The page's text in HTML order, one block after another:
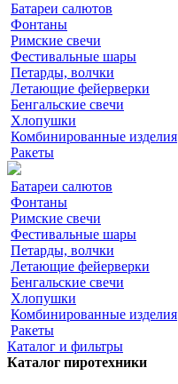
Батареи салютов
Фонтаны
Римские свечи
Фестивальные шары
Петарды, волчки
Летающие фейерверки
Бенгальские свечи
Хлопушки
Комбинированные изделия
Ракеты
Батареи салютов
Фонтаны
Римские свечи
Фестивальные шары
Петарды, волчки
Летающие фейерверки
Бенгальские свечи
Хлопушки
Комбинированные изделия
Ракеты
Каталог и фильтры
Каталог пиротехники